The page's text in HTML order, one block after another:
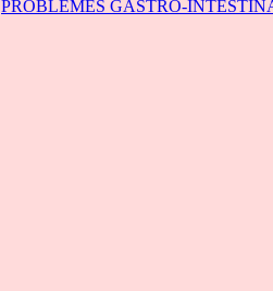
PROBLEMES GASTRO-